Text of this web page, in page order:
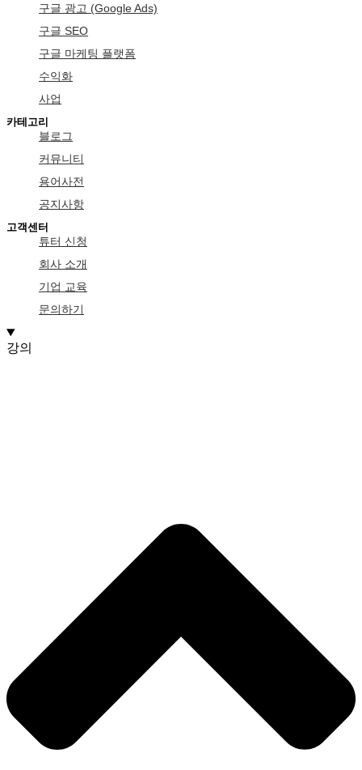
구글 광고 (Google Ads)
구글 SEO
구글 마케팅 플랫폼
수익화
사업
카테고리
블로그
커뮤니티
용어사전
공지사항
고객센터
튜터 신청
회사 소개
기업 교육
문의하기
강의